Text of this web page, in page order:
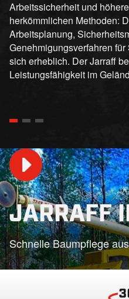
Arbeitssicherheit und
herkömmlichen Methoden:
Arbeitsplanung,
Genehmigungsverfahren
sich erheblich. Der Jarraff
Leistungsfähigkeit im
Play
01:07
JARRAFF
Schnelle Baumpflege